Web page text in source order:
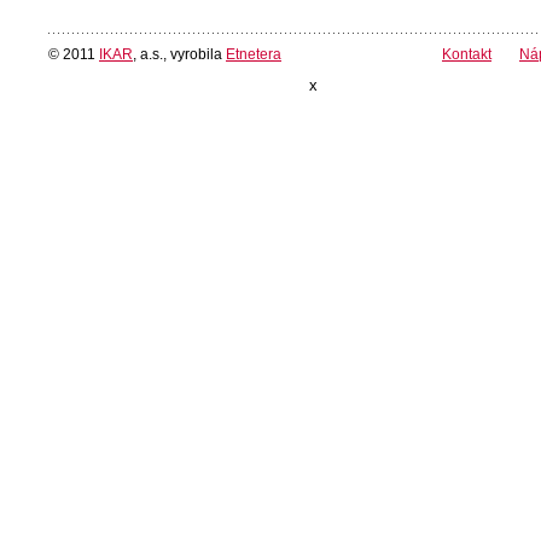
© 2011 IKAR , a.s., vyrobila Etnetera Kontakt
x